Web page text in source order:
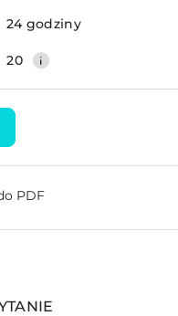
24 godziny
20
PDF